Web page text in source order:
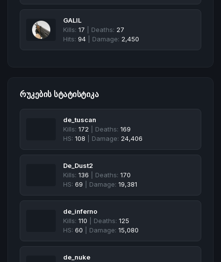
GALIL
Kills: 17 | Deaths: 27
Hits: 94 | Damage: 2,450
ᲠᲣᲙᲔᲑᲘᲡ ᲡᲢᲐᲢᲘᲡᲢᲘᲙᲐ
de_tuscan
Kills: 172 | Deaths: 169
HS: 108 | Damage: 24,406
De_Dust2
Kills: 136 | Deaths: 170
HS: 69 | Damage: 19,381
de_inferno
Kills: 110 | Deaths: 125
HS: 60 | Damage: 15,080
de_nuke